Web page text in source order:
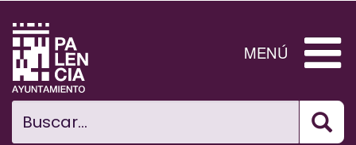
contenido
principal
Buscar...
MENÚ
Ciudad